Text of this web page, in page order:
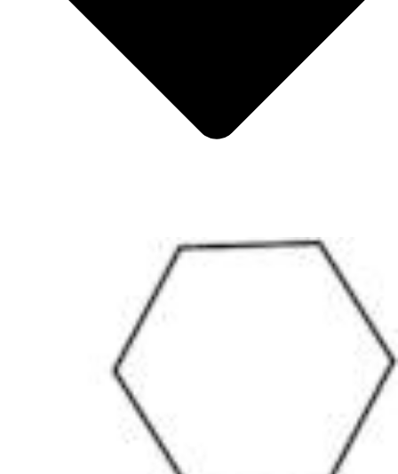
Metalloide
Innere Übergangsmetalle
Katalysatoren
Tenside und Detergenzien
Supramolekulare Chemie
Nanomaterialien